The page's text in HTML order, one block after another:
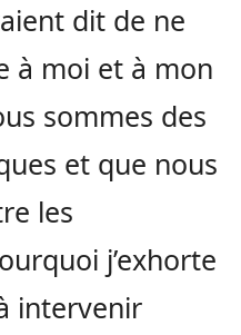
dit de ne
à moi et à mon
sommes des
et que nous
les
j’exhorte
intervenir